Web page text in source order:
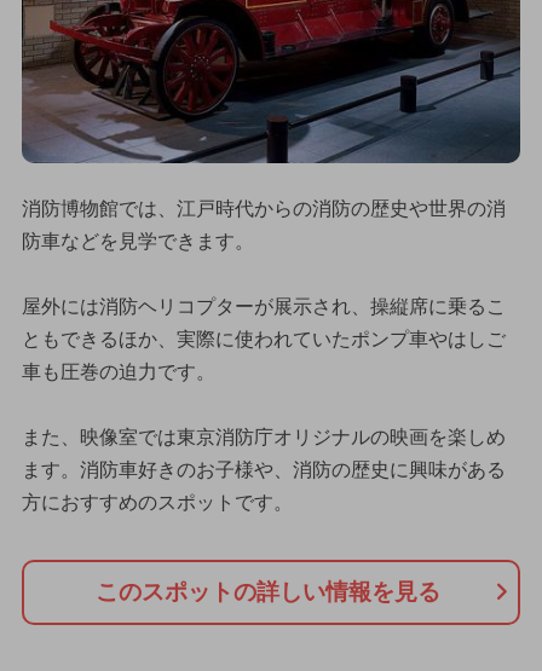
消防博物館では、江戸時代からの消防の歴史や世界の消
防車などを見学できます。
屋外には消防ヘリコプターが展示され、操縦席に乗るこ
ともできるほか、実際に使われていたポンプ車やはしご
車も圧巻の迫力です。
また、映像室では東京消防庁オリジナルの映画を楽しめ
ます。消防車好きのお子様や、消防の歴史に興味がある
方におすすめのスポットです。
このスポットの詳しい情報を見る